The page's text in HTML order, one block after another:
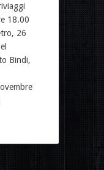
18.00
26
Bindi,